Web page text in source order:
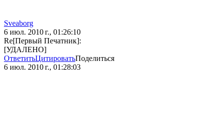
Sveaborg
6 июл. 2010 г., 01:26:10
Re[Первый Печатник]:
[УДАЛЕНО]
ОтветитьЦитироватьПоделиться
6 июл. 2010 г., 01:28:03